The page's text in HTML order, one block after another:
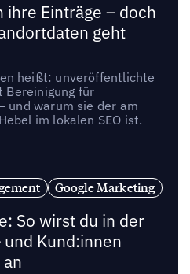
Einträge – doch
geht
heißt: unveröffentlichte
Bereinigung für
und warum sie der am
im lokalen SEO ist.
Google Marketing
So wirst du in der
Kund:innen